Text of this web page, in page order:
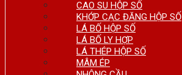
CAO SU HỘP SỐ
KHỚP CẠC ĐĂNG HỘP SỐ
LÁ BỐ HỘP SỐ
LÁ BỐ LY HỢP
LÁ THÉP HỘP SỐ
MÂM ÉP